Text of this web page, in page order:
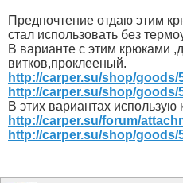
Предпочтение отдаю этим
стал использовать без
В варианте с этим крюками
витков,проклееный.
http://carper.su/shop/goods/
http://carper.su/shop/goods/
В этих вариантах использую
http://carper.su/forum/
http://carper.su/shop/goods/